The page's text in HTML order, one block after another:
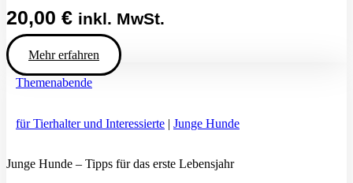
20,00 € inkl. MwSt.
Mehr erfahren
Themenabende
für Tierhalter und Interessierte | Junge Hunde
Junge Hunde – Tipps für das erste Lebensjahr